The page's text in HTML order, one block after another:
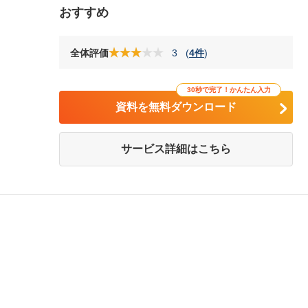
おすすめ
全体評価 3 (4件)
30秒で完了！かんたん入力
資料を無料ダウンロード
サービス詳細はこちら